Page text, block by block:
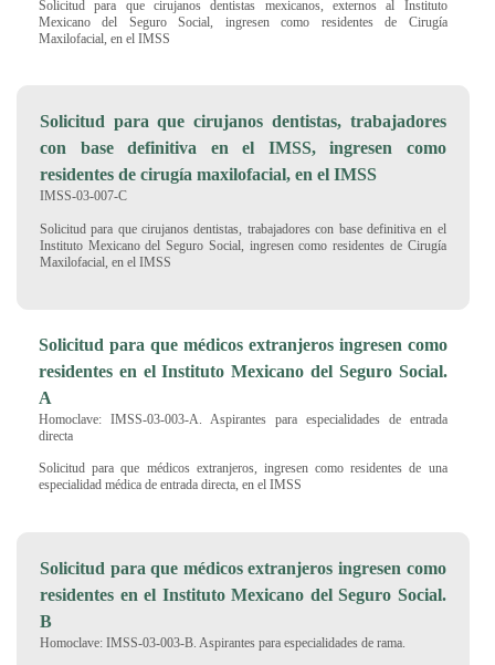
Solicitud para que cirujanos dentistas mexicanos, externos al Instituto
Mexicano del Seguro Social, ingresen como residentes de Cirugía
Maxilofacial, en el IMSS
Solicitud para que cirujanos dentistas, trabajadores
con base definitiva en el IMSS, ingresen como
residentes de cirugía maxilofacial, en el IMSS
IMSS-03-007-C
Solicitud para que cirujanos dentistas, trabajadores con base definitiva en el
Instituto Mexicano del Seguro Social, ingresen como residentes de Cirugía
Maxilofacial, en el IMSS
Solicitud para que médicos extranjeros ingresen como
residentes en el Instituto Mexicano del Seguro Social.
A
Homoclave: IMSS-03-003-A. Aspirantes para especialidades de entrada
directa
Solicitud para que médicos extranjeros, ingresen como residentes de una
especialidad médica de entrada directa, en el IMSS
Solicitud para que médicos extranjeros ingresen como
residentes en el Instituto Mexicano del Seguro Social.
B
Homoclave: IMSS-03-003-B. Aspirantes para especialidades de rama.